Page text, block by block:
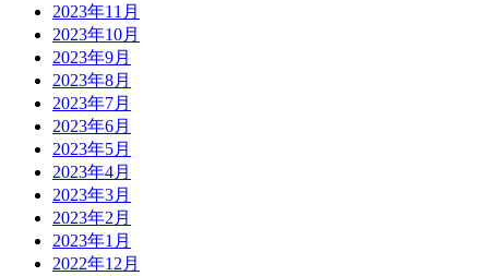
2023年11月
2023年10月
2023年9月
2023年8月
2023年7月
2023年6月
2023年5月
2023年4月
2023年3月
2023年2月
2023年1月
2022年12月